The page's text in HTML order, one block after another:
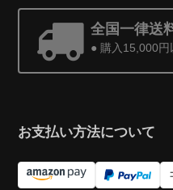
全国一律送
● 購入15,000円
お支払い方法について